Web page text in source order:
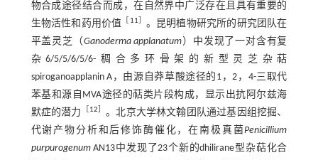
物合成途径结合而成，在自然界中广泛存在且具有重要的
生物活性和药用价值
11
。昆明植物研究所的研究团队在
平盖灵芝（Ganoderma applanatum）中发现了一对含有复
杂6/5/5/6/5/6-稠合多环骨架的新型灵芝杂萜
spiroganoapplanin A，由源自莽草酸途径的1，2，4-三取代
苯基和源自MVA途径的萜类片段构成，显示出抗阿尔兹海
默症的潜力
12
。北京大学林文翰团队通过基因组挖掘、
代谢产物分析和后修饰酶催化，在南极真菌Penicillium
purpurogenumAN13中发现了23个新的dhilirane型杂萜化合